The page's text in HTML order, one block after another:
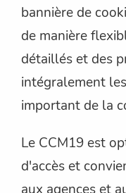
bannière de
de manière
détaillés et des
intégralement
important de la
Le CCM19 est
d'accès et